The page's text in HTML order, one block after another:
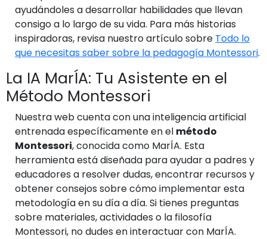
ayudándoles a desarrollar habilidades que llevan
consigo a lo largo de su vida. Para más historias
inspiradoras, revisa nuestro artículo sobre Todo lo
que necesitas saber sobre la pedagogía Montessori.
La IA MarÍA: Tu Asistente en el
Método Montessori
Nuestra web cuenta con una inteligencia artificial
entrenada específicamente en el método
Montessori, conocida como MarÍA. Esta
herramienta está diseñada para ayudar a padres y
educadores a resolver dudas, encontrar recursos y
obtener consejos sobre cómo implementar esta
metodología en su día a día. Si tienes preguntas
sobre materiales, actividades o la filosofía
Montessori, no dudes en interactuar con MarÍA.